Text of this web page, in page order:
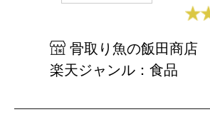
骨取り魚の飯田商店
楽天ジャンル：食品